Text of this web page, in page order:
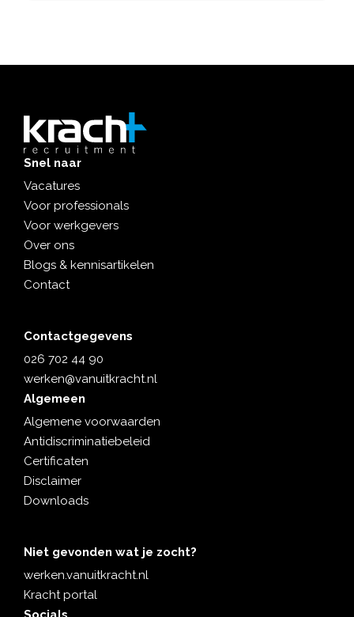
Snel naar
Vacatures
Voor professionals
Voor werkgevers
Over ons
Blogs & kennisartikelen
Contact
Contactgegevens
026 702 44 90
werken@vanuitkracht.nl
Algemeen
Algemene voorwaarden
Antidiscriminatiebeleid
Certificaten
Disclaimer
Downloads
Niet gevonden wat je zocht?
werken.vanuitkracht.nl
Kracht portal